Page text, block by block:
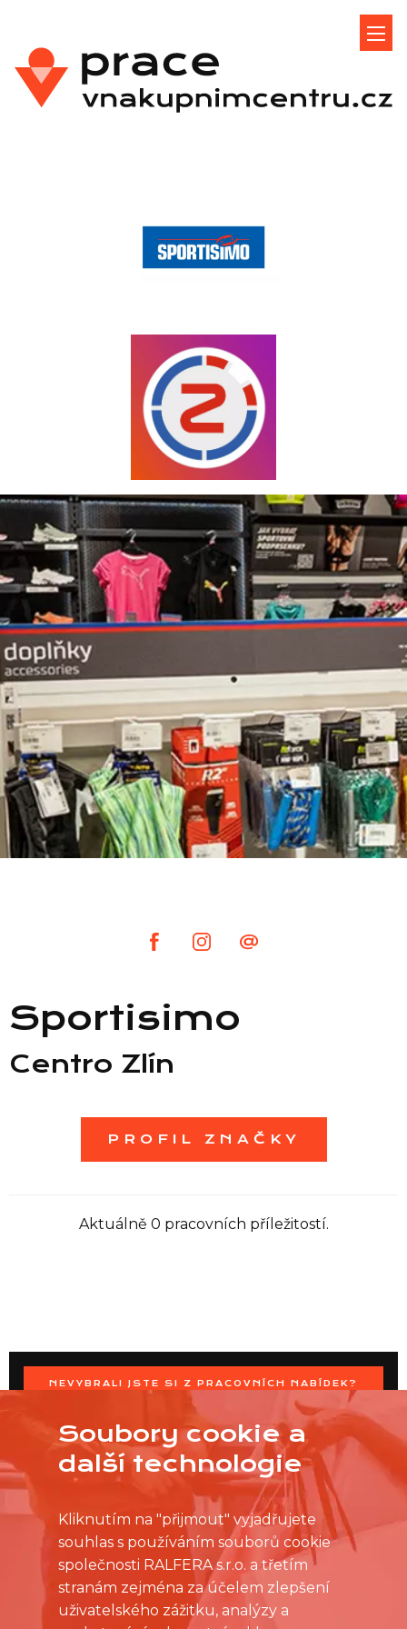
Seznam NC
Sportisimo
Centro Zlín
PROFIL ZNAČKY
Aktuálně 0 pracovních příležitostí.
NEVYBRALI JSTE SI Z PRACOVNÍCH NABÍDEK?
OSLOVTE PRODEJNU PŘÍMO S VAŠIMI ČASOVÝMI
MOŽNOSTMI
Soubory cookie a
další technologie
Kliknutím na "přijmout" vyjadřujete
souhlas s používáním souborů cookie
společnosti RALFERA s.r.o. a třetím
stranám zejména za účelem zlepšení
uživatelského zážitku, analýzy a